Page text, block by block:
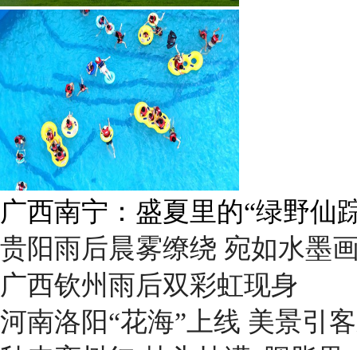
广西南宁：盛夏里的“绿野仙
贵阳雨后晨雾缭绕 宛如水墨
广西钦州雨后双彩虹现身
河南洛阳“花海”上线 美景引